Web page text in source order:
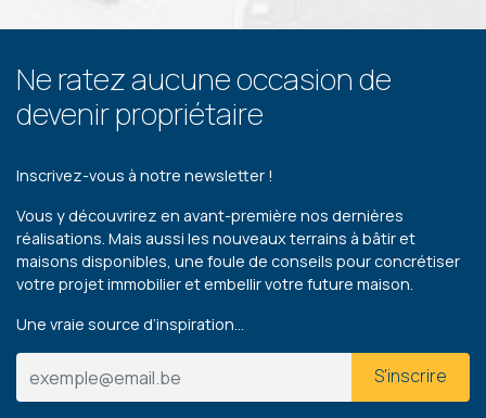
Ne ratez aucune occasion de
devenir propriétaire
Inscrivez-vous à notre newsletter !
Vous y découvrirez en avant-première nos dernières
réalisations. Mais aussi les nouveaux terrains à bâtir et
maisons disponibles, une foule de conseils pour concrétiser
votre projet immobilier et embellir votre future maison.
Une vraie source d’inspiration…
S'inscrire